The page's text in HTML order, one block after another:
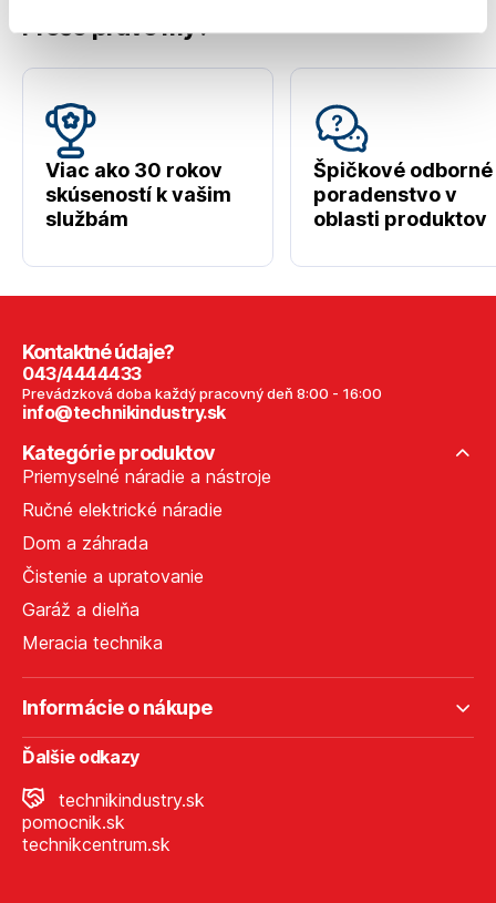
Prečo práve my?
Viac ako 30 rokov
skúseností k vašim
službám
Špičkové odborné
poradenstvo v
oblasti produktov
Kontaktné údaje?
043/4444433
Prevádzková doba každý pracovný deň 8:00 - 16:00
info@technikindustry.sk
Kategórie produktov
Priemyselné náradie a nástroje
Ručné elektrické náradie
Dom a záhrada
Čistenie a upratovanie
Garáž a dielňa
Meracia technika
Informácie o nákupe
Ďalšie odkazy
technikindustry.sk
pomocnik.sk
technikcentrum.sk